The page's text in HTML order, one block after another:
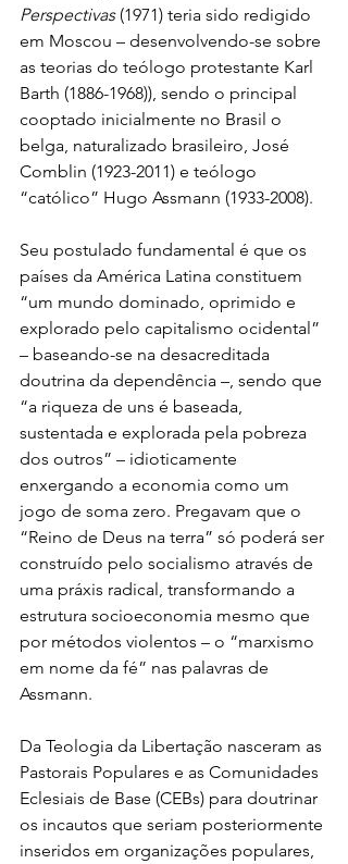
Perspectivas (1971) teria sido redigido
em Moscou – desenvolvendo-se sobre
as teorias do teólogo protestante Karl
Barth (1886-1968)), sendo o principal
cooptado inicialmente no Brasil o
belga, naturalizado brasileiro, José
Comblin (1923-2011) e teólogo
“católico” Hugo Assmann (1933-2008).
Seu postulado fundamental é que os
países da América Latina constituem
“um mundo dominado, oprimido e
explorado pelo capitalismo ocidental”
– baseando-se na desacreditada
doutrina da dependência –, sendo que
“a riqueza de uns é baseada,
sustentada e explorada pela pobreza
dos outros” – idioticamente
enxergando a economia como um
jogo de soma zero. Pregavam que o
“Reino de Deus na terra” só poderá ser
construído pelo socialismo através de
uma práxis radical, transformando a
estrutura socioeconomia mesmo que
por métodos violentos – o “marxismo
em nome da fé” nas palavras de
Assmann.
Da Teologia da Libertação nasceram as
Pastorais Populares e as Comunidades
Eclesiais de Base (CEBs) para doutrinar
os incautos que seriam posteriormente
inseridos em organizações populares,